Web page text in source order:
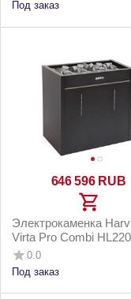
Под заказ
646 596 RUB
Электрокаменка
Virta Pro Combi
(без пульта, с
парогенератором и
автозали...
0.0
Под заказ